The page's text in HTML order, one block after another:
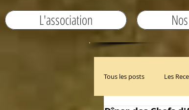
L'association
Tous les posts Les